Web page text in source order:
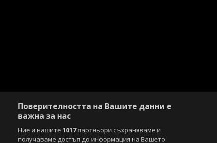
Поверителността на Вашите данни е
важна за нас
Ние и нашите1017партньори съхраняваме и
получаваме достъп до информация на Вашето